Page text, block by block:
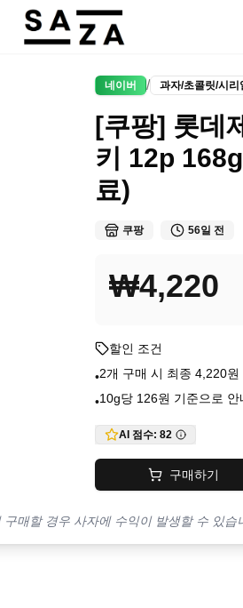
네이버 / 과자/초콜릿/시리
[쿠팡] 롯데
키 12p
료)
쿠팡 56일 전
₩4,220
할인 조건
•2개 구매 시 최종 4,220원
•10g당 126원 기준으로 안
AI 점수: 82
구매하기
구매할 경우 사자에 수익이 발생할 수 있습